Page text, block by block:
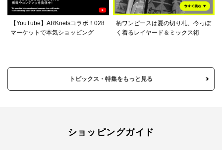
【YouTube】ARKnetsコラボ！028
マーケットで本気ショッピング
柄ワンピースは夏の切り札、今っぽ
く着るレイヤード＆ミックス術
トピックス・特集をもっと見る
ショッピングガイド